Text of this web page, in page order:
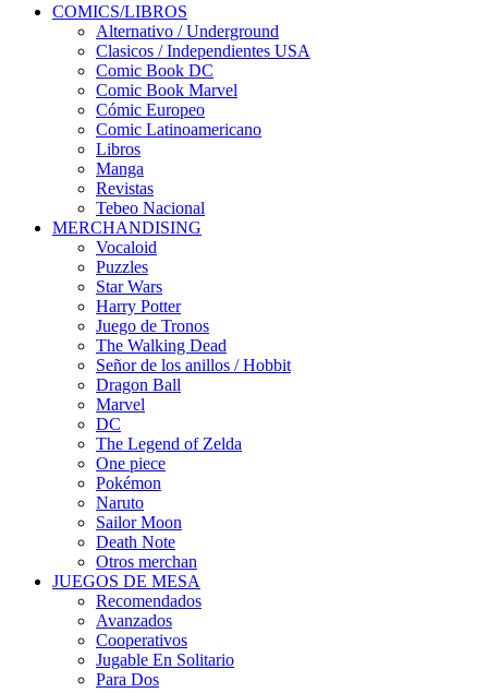
COMICS/LIBROS
Alternativo / Underground
Clasicos / Independientes USA
Comic Book DC
Comic Book Marvel
Cómic Europeo
Comic Latinoamericano
Libros
Manga
Revistas
Tebeo Nacional
MERCHANDISING
Vocaloid
Puzzles
Star Wars
Harry Potter
Juego de Tronos
The Walking Dead
Señor de los anillos / Hobbit
Dragon Ball
Marvel
DC
The Legend of Zelda
One piece
Pokémon
Naruto
Sailor Moon
Death Note
Otros merchan
JUEGOS DE MESA
Recomendados
Avanzados
Cooperativos
Jugable En Solitario
Para Dos